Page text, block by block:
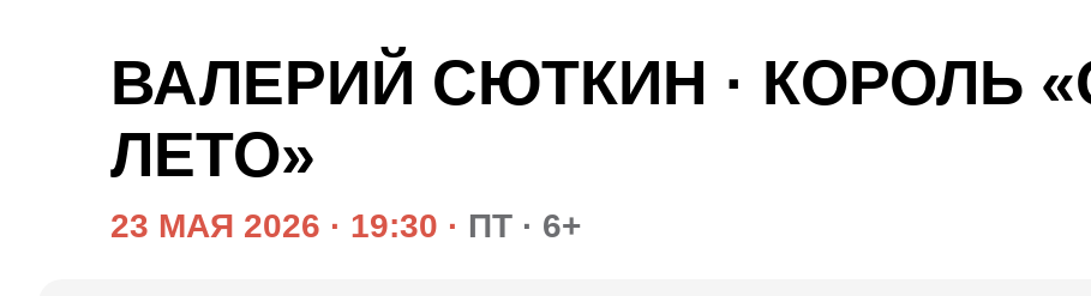
ВАЛЕРИЙ СЮТКИН · КОРОЛЬ
ЛЕТО»
23 МАЯ 2026 · 19:30 · ПТ · 6+